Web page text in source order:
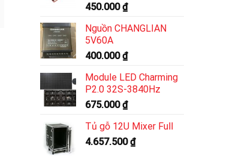
450.000₫
Nguồn CHANGLIAN
5V60A
400.000₫
Module LED Charming
P2.0 32S-3840Hz
675.000₫
Tủ gỗ 12U Mixer Full
4.657.500₫